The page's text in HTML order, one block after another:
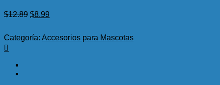
$12.89 El
era:
$8.99
es:
Categoría: Accesorios para Mascotas